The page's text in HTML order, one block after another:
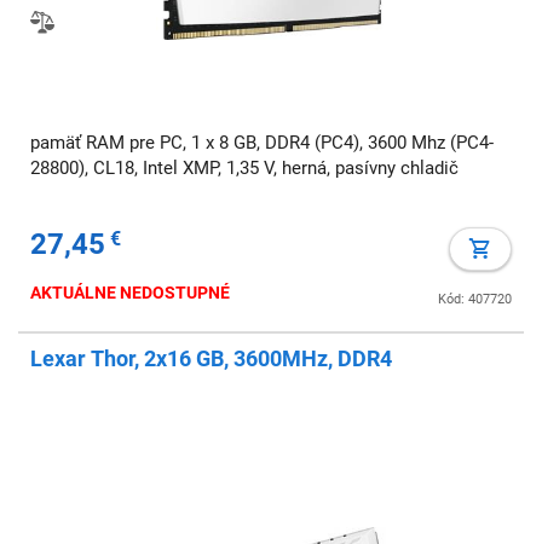
pamäť RAM pre PC, 1 x 8 GB, DDR4 (PC4), 3600 Mhz (PC4-
28800), CL18, Intel XMP, 1,35 V, herná, pasívny chladič
27,45 €
Kód: 407720
AKTUÁLNE NEDOSTUPNÉ
Lexar Thor, 2x16 GB, 3600MHz, DDR4